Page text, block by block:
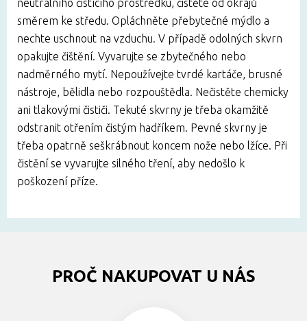
neutrálního čistícího prostředku, čistěte od okrajů
směrem ke středu. Opláchněte přebytečné mýdlo a
nechte uschnout na vzduchu. V případě odolných skvrn
opakujte čištění. Vyvarujte se zbytečného nebo
nadměrného mytí. Nepoužívejte tvrdé kartáče, brusné
nástroje, bělidla nebo rozpouštědla. Nečistěte chemicky
ani tlakovými čističi. Tekuté skvrny je třeba okamžitě
odstranit otřením čistým hadříkem. Pevné skvrny je
třeba opatrně seškrábnout koncem nože nebo lžíce. Při
čistění se vyvarujte silného tření, aby nedošlo k
poškození příze.
PROČ NAKUPOVAT U NÁS